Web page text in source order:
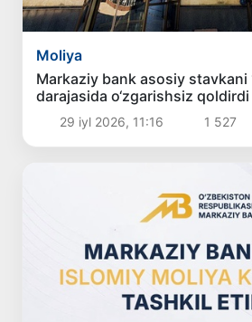
Moliya
Markaziy bank asosiy stavkani
darajasida o‘zgarishsiz qoldirdi
29 iyl 2026, 11:16 1 527